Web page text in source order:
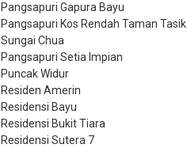
Pangsapuri Gapura Bayu
Pangsapuri Kos Rendah Taman Tasik
Sungai Chua
Pangsapuri Setia Impian
Puncak Widur
Residen Amerin
Residensi Bayu
Residensi Bukit Tiara
Residensi Sutera 7